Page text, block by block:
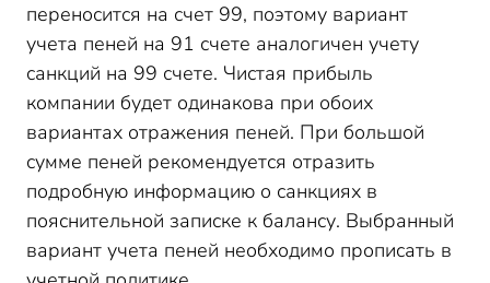
переносится на счет 99, поэтому вариант
учета пеней на 91 счете аналогичен учету
санкций на 99 счете. Чистая прибыль
компании будет одинакова при обоих
вариантах отражения пеней. При большой
сумме пеней рекомендуется отразить
подробную информацию о санкциях в
пояснительной записке к балансу. Выбранный
вариант учета пеней необходимо прописать в